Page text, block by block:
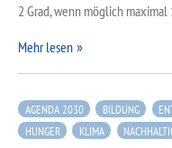
2 Grad, wenn möglich
Mehr lesen
AGENDA 2030 BILDUNG
HUNGER
KLIMA